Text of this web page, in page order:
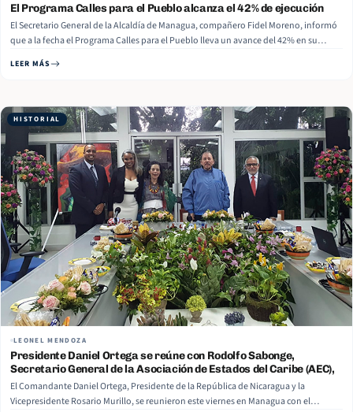
El Programa Calles para el Pueblo alcanza el 42% de ejecución
El Secretario General de la Alcaldía de Managua, compañero Fidel Moreno, informó
que a la fecha el Programa Calles para el Pueblo lleva un avance del 42% en su
50% del mismo. Read More
LEER MÁS
HISTORIAL
LEONEL MENDOZA
Presidente Daniel Ortega se reúne con Rodolfo Sabonge,
Secretario General de la Asociación de Estados del Caribe (AEC),
El Comandante Daniel Ortega, Presidente de la República de Nicaragua y la
Vicepresidente Rosario Murillo, se reunieron este viernes en Managua con el